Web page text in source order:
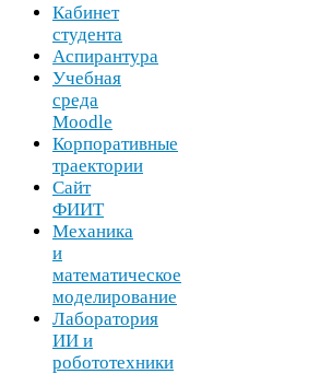
Кабинет
студента
Аспирантура
Учебная
среда
Moodle
Корпоративные
траектории
Сайт
ФИИТ
Механика
и
математическое
моделирование
Лаборатория
ИИ и
робототехники